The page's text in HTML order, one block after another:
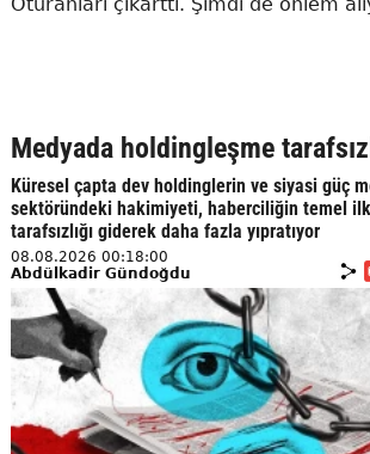
Medyada holdingleşme
Küresel çapta dev holdinglerin ve siyasi güç
sektöründeki hakimiyeti, haberciliğin temel
tarafsızlığı giderek daha fazla yıpratıyor
08.08.2026 00:18:00
Abdülkadir Gündoğdu